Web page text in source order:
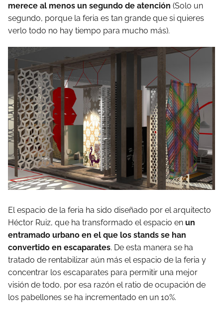
merece al menos un segundo de atención (Solo un
segundo, porque la feria es tan grande que si quieres
verlo todo no hay tiempo para mucho más).
El espacio de la feria ha sido diseñado por el arquitecto
Héctor Ruiz, que ha transformado el espacio en un
entramado urbano en el que los stands se han
convertido en escaparates. De esta manera se ha
tratado de rentabilizar aún más el espacio de la feria y
concentrar los escaparates para permitir una mejor
visión de todo, por esa razón el ratio de ocupación de
los pabellones se ha incrementado en un 10%.